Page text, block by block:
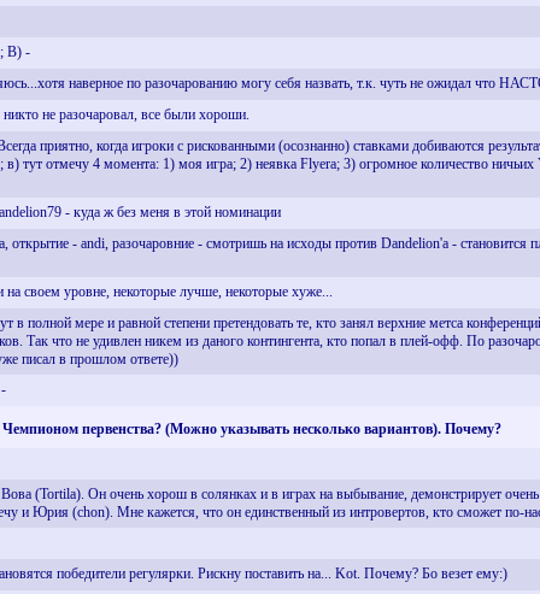
В) -
наверное по разочарованию могу себя назвать, т.к. чуть не ожидал что
не разочаровал, все были хороши.
приятно, когда игроки с рискованными (осознанно) ставками добиваются
тут отмечу 4 момента: 1) моя игра; 2) неявка Flyera; 3) огромное количество
- куда ж без меня в этой номинации
открытие - andi, разочаровние - смотришь на исходы против Dandelion'a -
своем уровне, некоторые лучше, некоторые хуже...
полной мере и равной степени претендовать те, кто занял верхние метса
Так что не удивлен никем из даного контингента, кто попал в плей-офф. По
писал в прошлом ответе))
Чемпионом первенства? (Можно указывать несколько вариантов). Почему?
(Tortila). Он очень хорош в солянках и в играх на выбывание, демонстрирует
и Юрия (chon). Мне кажется, что он единственный из интровертов, кто сможет по-
победители регулярки. Рискну поставить на... Kot. Почему? Бо везет ему:)